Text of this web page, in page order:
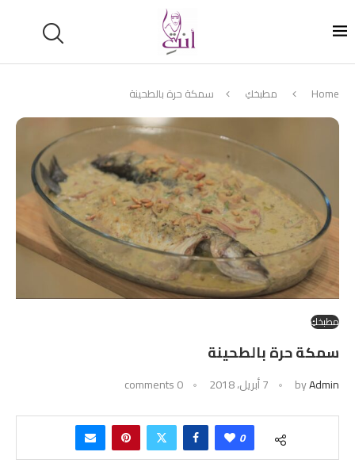
Home مطبخكِ سمكة حرة بالطحينة
مطبخكِ
سمكة حرة بالطحينة
byAdmin 7 أبريل، 2018 0 comments
0